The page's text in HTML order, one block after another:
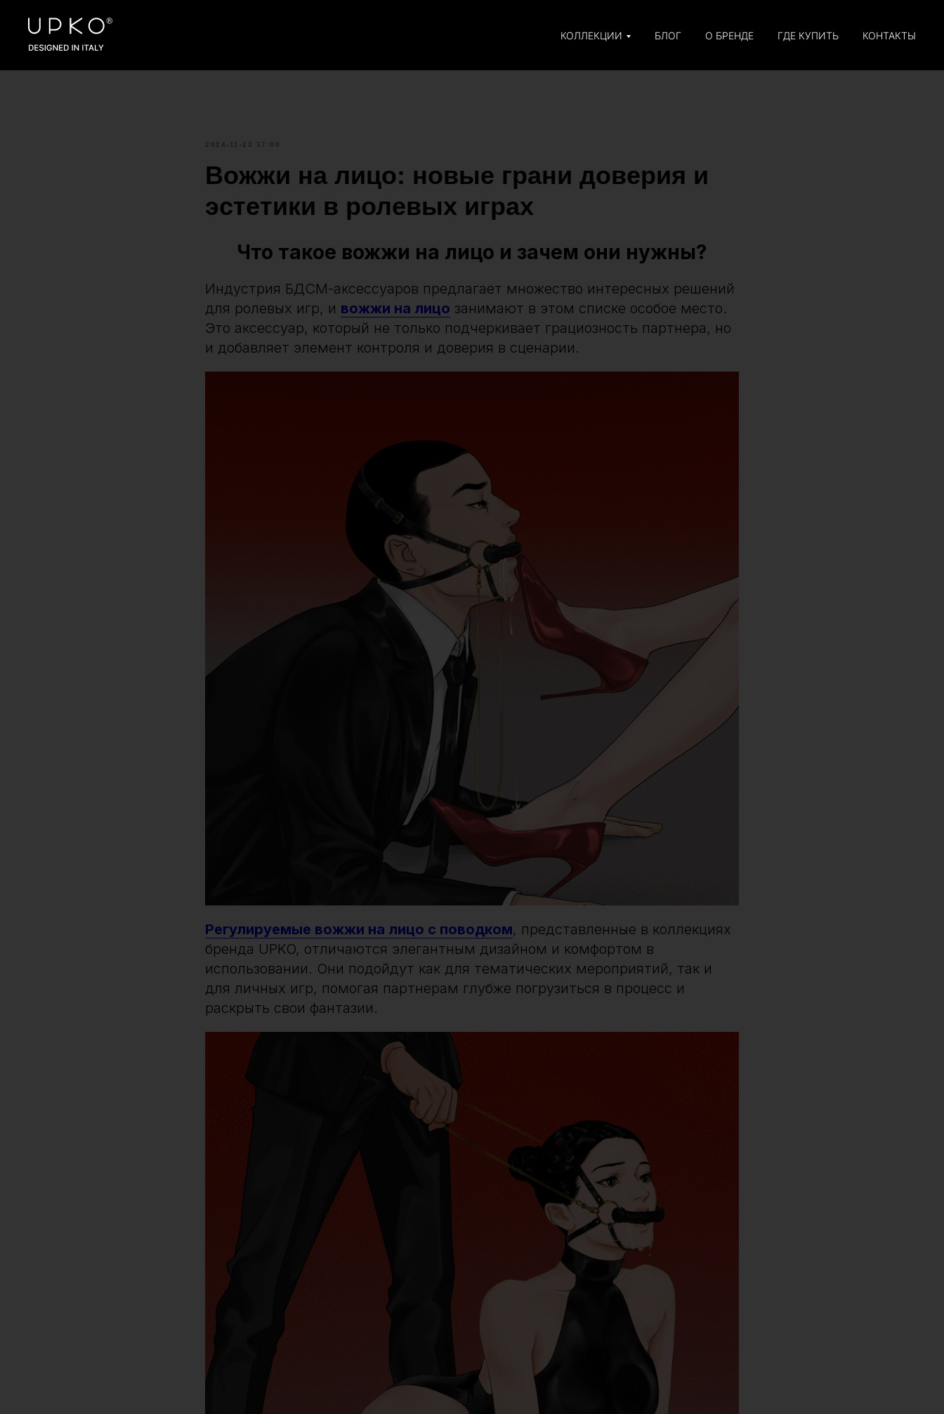
КОЛЛЕКЦИИ БЛОГ О БРЕНДЕ ГДЕ КУПИТЬ КОНТАКТЫ
2024-11-23 17:00
Вожжи на лицо: новые грани доверия и
эстетики в ролевых играх
Что такое вожжи на лицо и зачем они нужны?
Индустрия БДСМ-аксессуаров предлагает множество интересных решений
для ролевых игр, и вожжи на лицо занимают в этом списке особое место.
Это аксессуар, который не только подчеркивает грациозность партнера, но
и добавляет элемент контроля и доверия в сценарии.
Регулируемые вожжи на лицо с поводком, представленные в коллекциях
бренда UPKO, отличаются элегантным дизайном и комфортом в
использовании. Они подойдут как для тематических мероприятий, так и
для личных игр, помогая партнерам глубже погрузиться в процесс и
раскрыть свои фантазии.